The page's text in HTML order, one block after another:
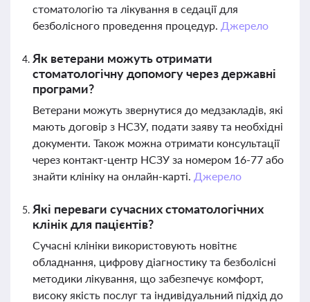
стоматологію та лікування в седації для
безболісного проведення процедур. Джерело
Як ветерани можуть отримати
стоматологічну допомогу через державні
програми?
Ветерани можуть звернутися до медзакладів, які
мають договір з НСЗУ, подати заяву та необхідні
документи. Також можна отримати консультації
через контакт-центр НСЗУ за номером 16-77 або
знайти клініку на онлайн-карті. Джерело
Які переваги сучасних стоматологічних
клінік для пацієнтів?
Сучасні клініки використовують новітнє
обладнання, цифрову діагностику та безболісні
методики лікування, що забезпечує комфорт,
високу якість послуг та індивідуальний підхід до